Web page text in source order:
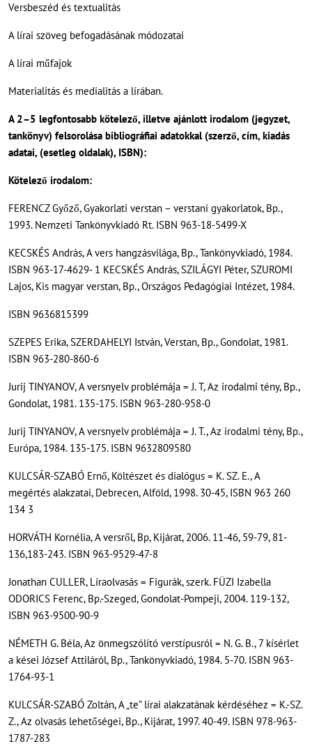
Versbeszéd és textualitás
A lírai szöveg befogadásának módozatai
A lírai műfajok
Materialitás és medialitás a lírában.
A 2–5 legfontosabb kötelező, illetve ajánlott irodalom (jegyzet,
tankönyv) felsorolása bibliográfiai adatokkal (szerző, cím, kiadás
adatai, (esetleg oldalak), ISBN):
Kötelező irodalom:
FERENCZ Győző, Gyakorlati verstan – verstani gyakorlatok, Bp.,
1993. Nemzeti Tankönyvkiadó Rt. ISBN 963-18-5499-X
KECSKÉS András, A vers hangzásvilága, Bp., Tankönyvkiadó, 1984.
ISBN 963-17-4629- 1 KECSKÉS András, SZILÁGYI Péter, SZUROMI
Lajos, Kis magyar verstan, Bp., Országos Pedagógiai Intézet, 1984.
ISBN 9636815399
SZEPES Erika, SZERDAHELYI István, Verstan, Bp., Gondolat, 1981.
ISBN 963-280-860-6
Jurij TINYANOV, A versnyelv problémája = J. T, Az irodalmi tény, Bp.,
Gondolat, 1981. 135-175. ISBN 963-280-958-0
Jurij TINYANOV, A versnyelv problémája = J. T., Az irodalmi tény, Bp.,
Európa, 1984. 135-175. ISBN 9632809580
KULCSÁR-SZABÓ Ernő, Költészet és dialógus = K. SZ. E., A
megértés alakzatai, Debrecen, Alföld, 1998. 30-45, ISBN 963 260
134 3
HORVÁTH Kornélia, A versről, Bp, Kijárat, 2006. 11-46, 59-79, 81-
136,183-243. ISBN 963-9529-47-8
Jonathan CULLER, Líraolvasás = Figurák, szerk. FÜZI Izabella
ODORICS Ferenc, Bp.-Szeged, Gondolat-Pompeji, 2004. 119-132,
ISBN 963-9500-90-9
NÉMETH G. Béla, Az önmegszólító verstípusról = N. G. B., 7 kísérlet
a kései József Attiláról, Bp., Tankönyvkiadó, 1984. 5-70. ISBN 963-
1764-93-1
KULCSÁR-SZABÓ Zoltán, A „te” lírai alakzatának kérdéséhez = K.-SZ.
Z., Az olvasás lehetőségei, Bp., Kijárat, 1997. 40-49. ISBN 978-963-
1787-283